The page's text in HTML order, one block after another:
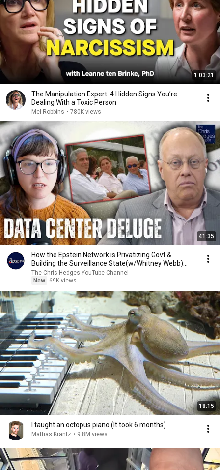
1:03:21
The Manipulation Expert: 4 Hidden Signs You’re
Dealing With a Toxic Person
Mel Robbins • 780K views
41:35
How the Epstein Network is Privatizing Govt &
Building the Surveillance State(w/Whitney Webb)
|TCHR
The Chris Hedges YouTube Channel
New
69K views
18:15
I taught an octopus piano (It took 6 months)
Mattias Krantz • 9.8M views